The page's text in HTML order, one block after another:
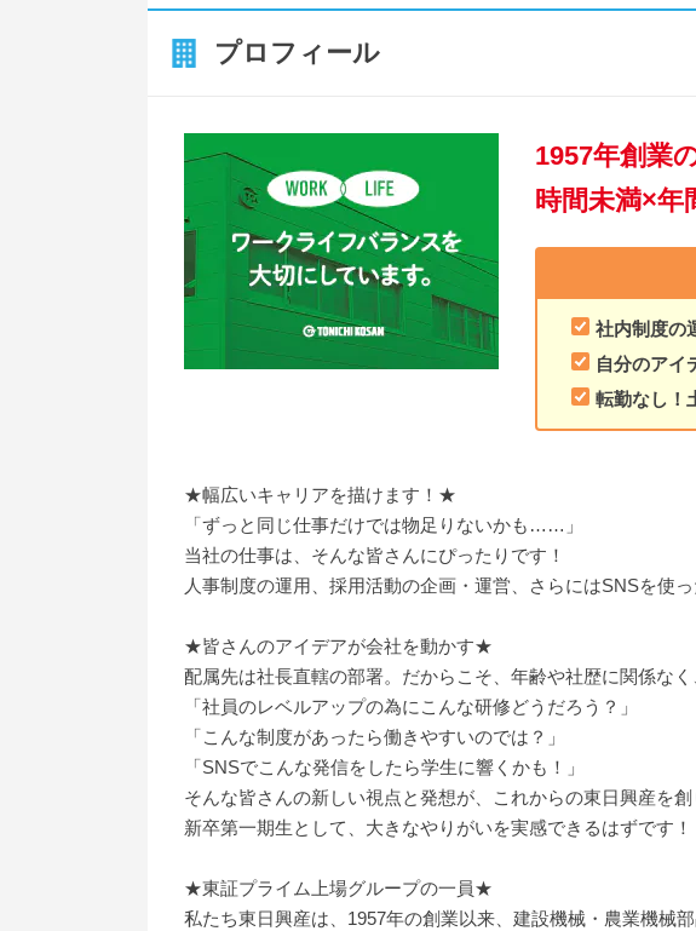
プロフィール
1957年創業
時間未満×
社内制度の
自分のアイ
転勤なし！
★幅広いキャリアを描けます！★
「ずっと同じ仕事だけでは物足りないかも……」
当社の仕事は、そんな皆さんにぴったりです！
人事制度の運用、採用活動の企画・運営、さらにはSNSを使
★皆さんのアイデアが会社を動かす★
配属先は社長直轄の部署。だからこそ、年齢や社歴に関係な
「社員のレベルアップの為にこんな研修どうだろう？」
「こんな制度があったら働きやすいのでは？」
「SNSでこんな発信をしたら学生に響くかも！」
そんな皆さんの新しい視点と発想が、これからの東日興産を創
新卒第一期生として、大きなやりがいを実感できるはずです！
★東証プライム上場グループの一員★
私たち東日興産は、1957年の創業以来、建設機械・農業機械